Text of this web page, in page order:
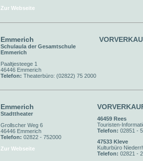
Zur Webseite
Emmerich
Schulaula der Gesamtschule
Emmerich
Paaltjesteege 1
46446 Emmerich
Telefon: Theaterbüro: (02822) 75 2000
Emmerich
Stadttheater
Grollscher Weg 6
46446 Emmerich
Telefon: 02822 - 752000
Zur Webseite
46459 Rees
Touristen-
Telefon: 02851 -
47533 Kleve
Kulturbüro
Telefon: 02821 -